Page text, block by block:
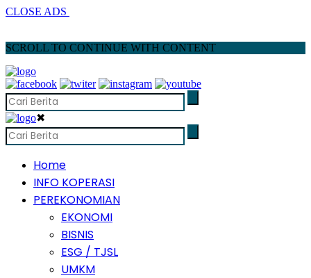
CLOSE ADS
SCROLL TO CONTINUE WITH CONTENT
✖
Home
INFO KOPERASI
PEREKONOMIAN
EKONOMI
BISNIS
ESG / TJSL
UMKM